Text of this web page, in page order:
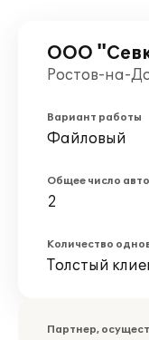
ООО
Ростов-на-
Вариант работы
Файловый
Общее число
2
Количество
Толстый
Партнер,